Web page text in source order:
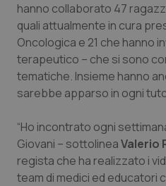
Sangue &
Tiroide
Tumore al seno
Tumore ovarico
Tumori del Polmone
hanno collaborato 47
quali attualmente in cura
Oncologica e 21 che hanno
terapeutico – che si sono
tematiche. Insieme hanno
sarebbe apparso in ogni
“Ho incontrato ogni
Giovani – sottolineaValerio
regista che ha realizzato i
team di medici ed educatori